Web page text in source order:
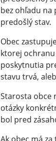
bez ohľadu na
predošlý stav.
Obec
ktorej
poskytnutia
stavu trvá,
Starosta obce
otázky
bol pred